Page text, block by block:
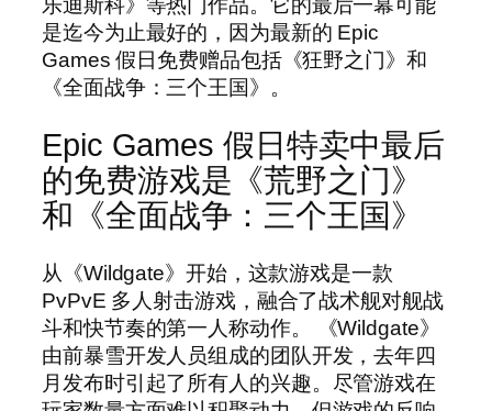
乐迪斯科》等热门作品。它的最后一幕可能
是迄今为止最好的，因为最新的 Epic
Games 假日免费赠品包括《狂野之门》和
《全面战争：三个王国》。
Epic Games 假日特卖中最后
的免费游戏是《荒野之门》
和《全面战争：三个王国》
从《Wildgate》开始，这款游戏是一款
PvPvE 多人射击游戏，融合了战术舰对舰战
斗和快节奏的第一人称动作。 《Wildgate》
由前暴雪开发人员组成的团队开发，去年四
月发布时引起了所有人的兴趣。尽管游戏在